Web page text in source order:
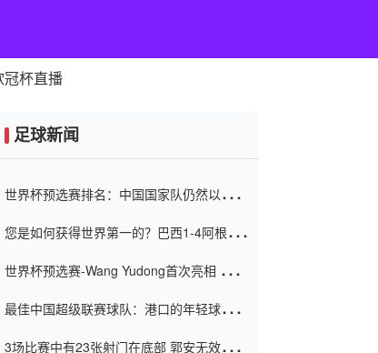
冠杯直播
足球新闻
世界杯预选赛排名：中国国家队仍然以6分
您是如何获得世界第一的？巴西1-4阿根
世界杯预选赛-Wang Yudong首次亮相 中国
最佳中国超级联赛球队：港口的年轻球员在
（Taishan）
3场比赛中有23张射门在底部 郭安无效传球